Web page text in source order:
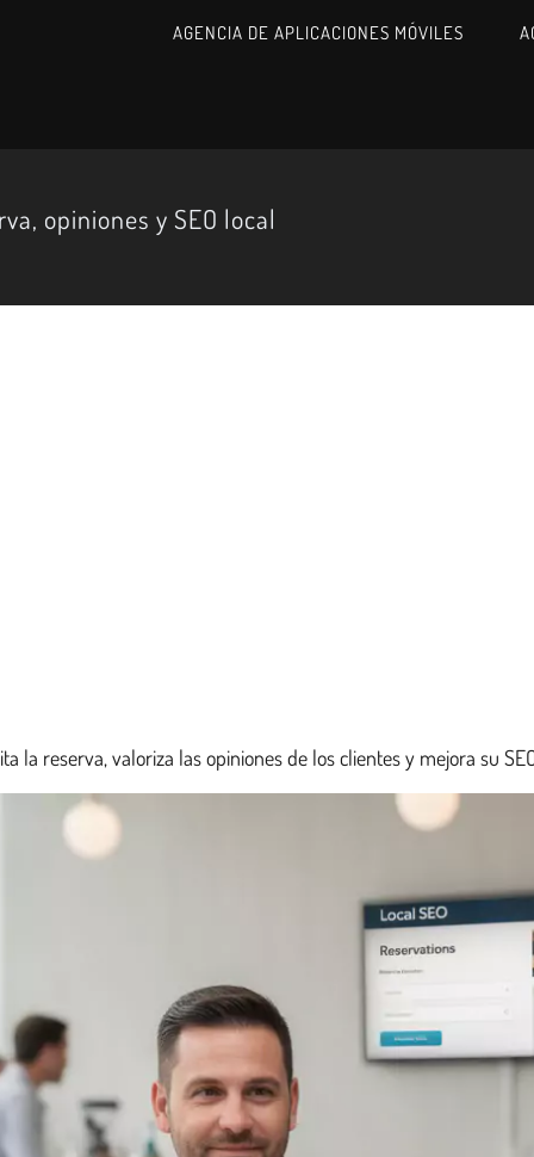
AGENCIA DE APLICACIONES MÓVILES
opiniones y SEO local
la reserva, valoriza las opiniones de los clientes y mejora su